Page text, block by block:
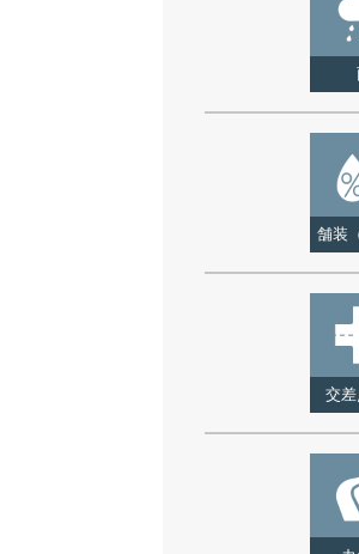
舗装
交